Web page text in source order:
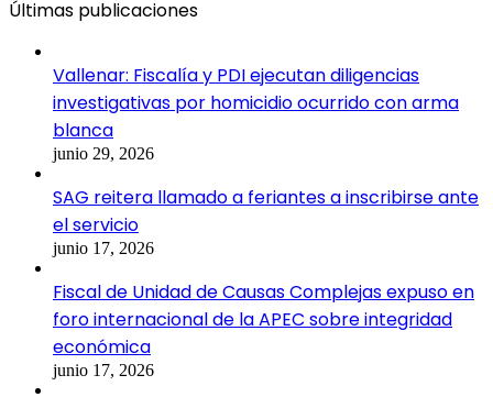
Últimas publicaciones
Vallenar: Fiscalía y PDI ejecutan diligencias
investigativas por homicidio ocurrido con arma
blanca
junio 29, 2026
SAG reitera llamado a feriantes a inscribirse ante
el servicio
junio 17, 2026
Fiscal de Unidad de Causas Complejas expuso en
foro internacional de la APEC sobre integridad
económica
junio 17, 2026